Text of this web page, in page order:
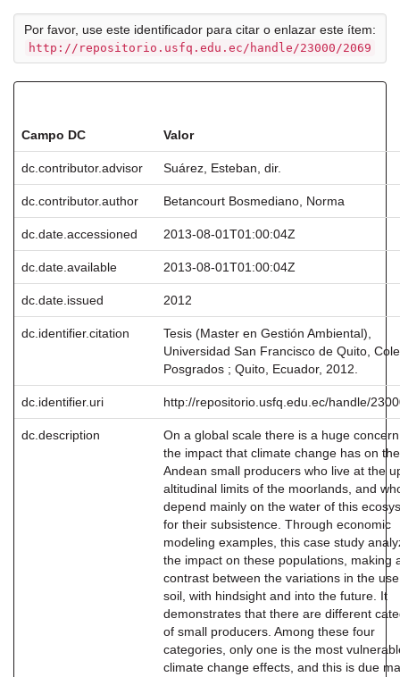
Por favor, use este identificador para citar o enlazar este ítem:
http://repositorio.usfq.edu.ec/handle/23000/2069
Campo DC Valor
dc.contributor.advisor Suárez, Esteban, dir.
dc.contributor.author Betancourt Bosmediano, Norma
dc.date.accessioned 2013-08-01T01:00:04Z
dc.date.available 2013-08-01T01:00:04Z
dc.date.issued 2012
dc.identifier.citation
Tesis (Master en Gestión Ambiental),
Universidad San Francisco de Quito,
Posgrados ; Quito, Ecuador, 2012.
dc.identifier.uri http://repositorio.usfq.edu.ec/handle/
dc.description
On a global scale there is a huge
the impact that climate change has on the
Andean small producers who live at the
altitudinal limits of the moorlands, and
depend mainly on the water of this
for their subsistence. Through economic
modeling examples, this case study
the impact on these populations, making
contrast between the variations in the
soil, with hindsight and into the future. It
demonstrates that there are different
of small producers. Among these four
categories, only one is the most
climate change effects, and this is due